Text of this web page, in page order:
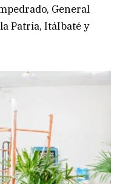
General
Patria, ItáIbaté y